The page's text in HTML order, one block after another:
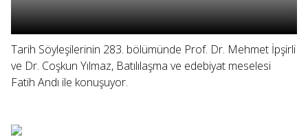
Tarih Söyleşilerinin 283. bölümünde Prof. Dr. Mehmet İpşirli
ve Dr. Coşkun Yılmaz, Batılılaşma ve edebiyat meselesi
Fatih Andı ile konuşuyor.